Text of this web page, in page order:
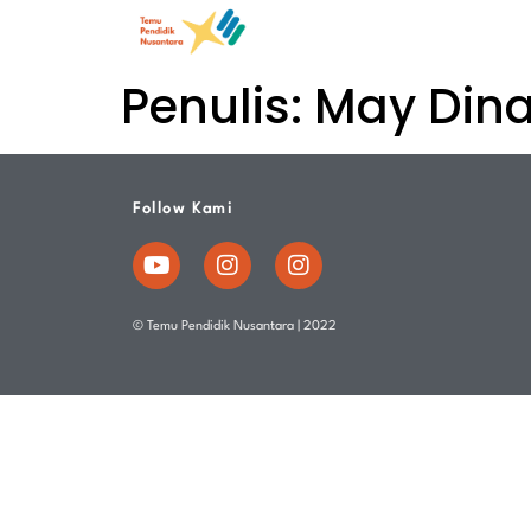
Penulis: May
Follow Kami
© Temu Pendidik Nusantara | 2022